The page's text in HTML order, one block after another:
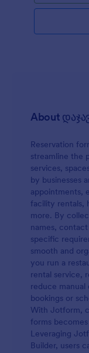
ფორმა
ძირითად
About
Reservation
streamline the
services,
by businesses
appointments,
facility rentals,
more. By
names,
specific
smooth and
you run a
rental service,
reduce manual
bookings or
With Jotform,
forms
Leveraging
Builder, users